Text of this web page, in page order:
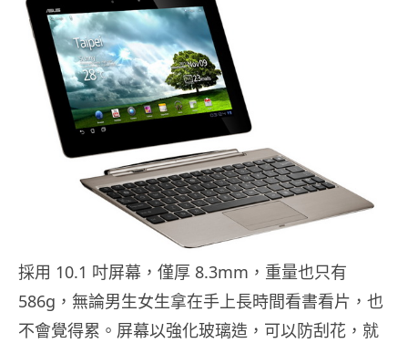
採用 10.1 吋屏幕，僅厚 8.3mm，重量也只有
586g，無論男生女生拿在手上長時間看書看片，也
不會覺得累。屏幕以強化玻璃造，可以防刮花，就